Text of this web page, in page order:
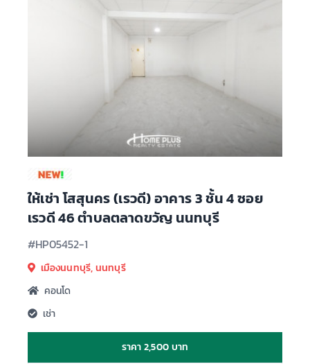
ให้เช่า โสสุนคร (เรวดี) อาคาร 3 ชั้น 4 ซอย
เรวดี 46 ตำบลตลาดขวัญ นนทบุรี
#HP05452-1
เมืองนนทบุรี, นนทบุรี
คอนโด
เช่า
ราคา 2,500 บาท